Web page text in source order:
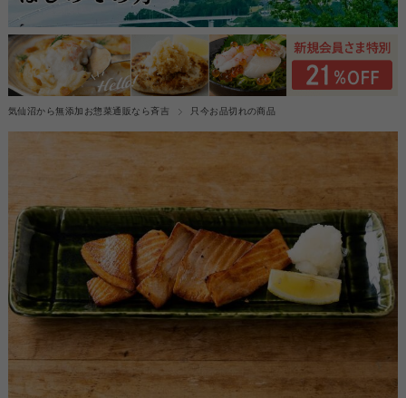
気仙沼から無添加お惣菜通販なら斉吉 只今お品切れの商品